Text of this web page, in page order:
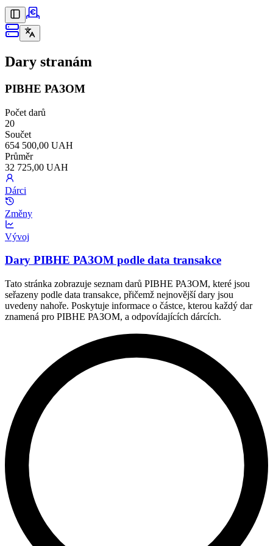
Dary stranám
РІВНЕ РАЗОМ
Počet darů
20
Součet
654 500,00 UAH
Průměr
32 725,00 UAH
Dárci
Změny
Vývoj
Dary РІВНЕ РАЗОМ podle data transakce
Tato stránka zobrazuje seznam darů РІВНЕ РАЗОМ, které jsou
seřazeny podle data transakce, přičemž nejnovější dary jsou
uvedeny nahoře. Poskytuje informace o částce, kterou každý dar
znamená pro РІВНЕ РАЗОМ, a odpovídajících dárcích.